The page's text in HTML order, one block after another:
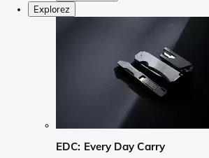
Explorez
EDC: Every Day Carry